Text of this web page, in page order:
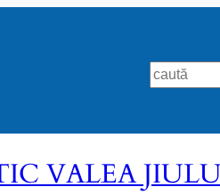
Search
VALEA